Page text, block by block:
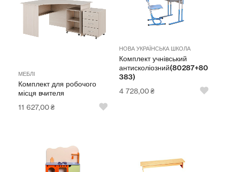
МЕБЛІ
Комплект для робочого
місця вчителя
11 627,00₴
НОВА УКРАЇНСЬКА ШКОЛА
Комплект учнівський
антисколіозний(80287+80
383)
4 728,00₴